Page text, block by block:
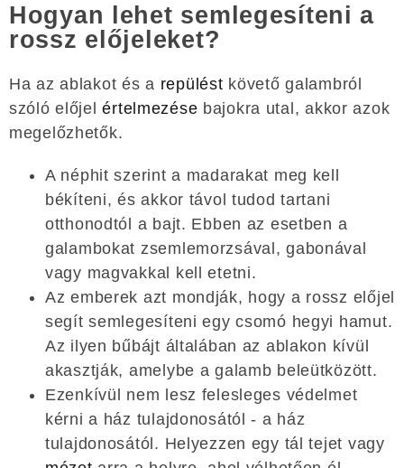
Hogyan lehet semlegesíteni a
rossz előjeleket?
Ha az ablakot és a repülést követő galambról
szóló előjelértelmezése bajokra utal, akkor azok
megelőzhetők.
A néphit szerint a madarakat meg kell
békíteni, és akkor távol tudod tartani
otthonodtól a bajt. Ebben az esetben a
galambokat zsemlemorzsával, gabonával
vagy magvakkal kell etetni.
Az emberek azt mondják, hogy a rossz előjel
segít semlegesíteni egy csomó hegyi hamut.
Az ilyen bűbájt általában az ablakon kívül
akasztják, amelybe a galamb beleütközött.
Ezenkívül nem lesz felesleges védelmet
kérni a ház tulajdonosától - a ház
tulajdonosától. Helyezzen egy tál tejet vagy